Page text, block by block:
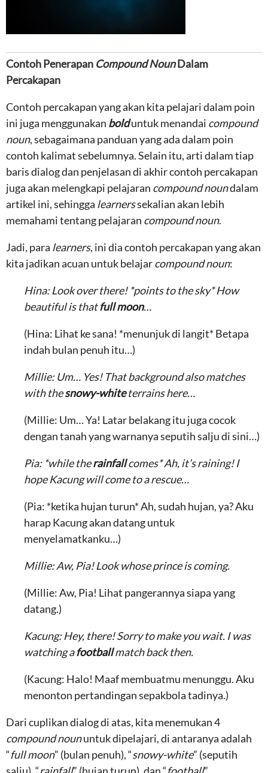
Contoh Penerapan Compound NounDalam
Percakapan
Contoh percakapan yang akan kita pelajari dalam poin
ini juga menggunakan bolduntuk menandai compound
noun, sebagaimana panduan yang ada dalam poin
contoh kalimat sebelumnya. Selain itu, arti dalam tiap
baris dialog dan penjelasan di akhir contoh percakapan
juga akan melengkapi pelajaran compound noundalam
artikel ini, sehingga learnerssekalian akan lebih
memahami tentang pelajaran compound noun.
Jadi, para learners, ini dia contoh percakapan yang akan
kita jadikan acuan untuk belajarcompound noun:
Hina: Look over there! *points to the sky* How
beautiful is thatfull moon…
(Hina: Lihat ke sana! *menunjuk di langit* Betapa
indah bulan penuh itu…)
Millie: Um… Yes! That background also matches
with thesnowy-whiteterrains here…
(Millie: Um… Ya! Latar belakang itu juga cocok
dengan tanah yang warnanya seputih salju di sini…)
Pia: *while therainfallcomes* Ah, it’s raining! I
hope Kacung will come to a rescue…
(Pia: *ketika hujan turun* Ah, sudah hujan, ya? Aku
harap Kacung akan datang untuk
menyelamatkanku…)
Millie: Aw, Pia! Look whose prince is coming.
(Millie: Aw, Pia! Lihat pangerannya siapa yang
datang.)
Kacung: Hey, there! Sorry to make you wait. I was
watching afootballmatch back then.
(Kacung: Halo! Maaf membuatmu menunggu. Aku
menonton pertandingan sepakbola tadinya.)
Dari cuplikan dialog di atas, kita menemukan 4
compound noununtuk dipelajari, di antaranya adalah
“full moon” (bulan penuh), “snowy-white” (seputih